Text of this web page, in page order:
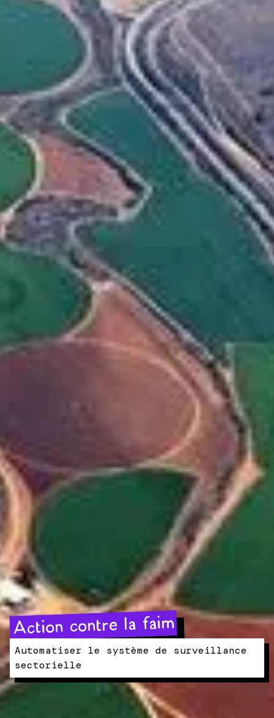
Action contre la faim
Automatiser le système de surveillance
sectorielle